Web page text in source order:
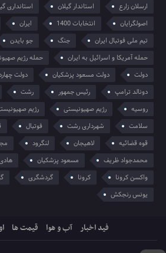
ارسلان زارع
استاندار گیلان استانداری
اصولگرایان
انتخابات 1400 ایران
تیم ملی فوتبال ایران
جنگ جو بایدن
حمله آمریکا و اسرائیل به ایران
حمله رژیم
دولت
دولت مسعود پزشکیان
دولت
دونالد ترامپ
رئیس جمهور رشت
روسیه
رژیم صهیونیستی
رژیم
سلامت
شهرداری رشت فوتبال
قوه قضائیه
لاهیجان لنگرود
محمدجواد ظریف
مسعود پزشکیان
واکسن کرونا
کرونا گردشگری
یونس رنجکش
فید اخبار آب و هوا قیمت ها